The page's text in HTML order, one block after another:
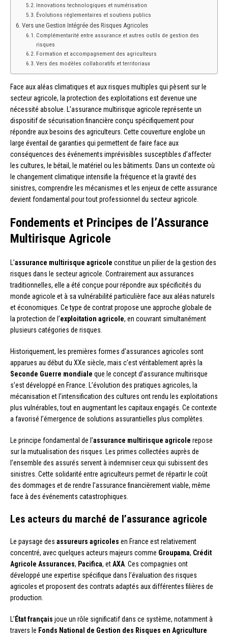
Innovations technologiques et numérisation
Évolutions réglementaires et soutiens publics
Vers une Gestion Intégrée des Risques Agricoles
Complémentarité entre assurance et autres outils de gestion des
risques
Formation et accompagnement des agriculteurs
Vers des modèles collaboratifs et territoriaux
Face aux aléas climatiques et aux risques multiples qui pèsent sur le
secteur agricole, la protection des exploitations est devenue une
nécessité absolue. L’assurance multirisque agricole représente un
dispositif de sécurisation financière conçu spécifiquement pour
répondre aux besoins des agriculteurs. Cette couverture englobe un
large éventail de garanties qui permettent de faire face aux
conséquences des événements imprévisibles susceptibles d’affecter
les cultures, le bétail, le matériel ou les bâtiments. Dans un contexte où
le changement climatique intensifie la fréquence et la gravité des
sinistres, comprendre les mécanismes et les enjeux de cette assurance
devient fondamental pour tout professionnel du secteur agricole.
Fondements et Principes de l’Assurance
Multirisque Agricole
L’assurance multirisque agricole constitue un pilier de la gestion des
risques dans le secteur agricole. Contrairement aux assurances
traditionnelles, elle a été conçue pour répondre aux spécificités du
monde agricole et à sa vulnérabilité particulière face aux aléas naturels
et économiques. Ce type de contrat propose une approche globale de
la protection de l’exploitation agricole, en couvrant simultanément
plusieurs catégories de risques.
Historiquement, les premières formes d’assurances agricoles sont
apparues au début du XXe siècle, mais c’est véritablement après la
Seconde Guerre mondiale que le concept d’assurance multirisque
s’est développé en France. L’évolution des pratiques agricoles, la
mécanisation et l’intensification des cultures ont rendu les exploitations
plus vulnérables, tout en augmentant les capitaux engagés. Ce contexte
a favorisé l’émergence de solutions assurantielles plus complètes.
Le principe fondamental de l’assurance multirisque agricole repose
sur la mutualisation des risques. Les primes collectées auprès de
l’ensemble des assurés servent à indemniser ceux qui subissent des
sinistres. Cette solidarité entre agriculteurs permet de répartir le coût
des dommages et de rendre l’assurance financièrement viable, même
face à des événements catastrophiques.
Les acteurs du marché de l’assurance agricole
Le paysage des assureurs agricoles en France est relativement
concentré, avec quelques acteurs majeurs comme Groupama, Crédit
Agricole Assurances, Pacifica, etAXA. Ces compagnies ont
développé une expertise spécifique dans l’évaluation des risques
agricoles et proposent des contrats adaptés aux différentes filières de
production.
L’ État français joue un rôle significatif dans ce système, notamment à
travers le Fonds National de Gestion des Risques en Agriculture